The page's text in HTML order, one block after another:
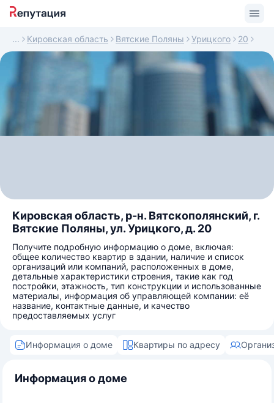
Кировская область Вятские Поляны Урицкого 20
Кировская область, р-н. Вятскополянский, г.
Вятские Поляны, ул. Урицкого, д. 20
Получите подробную информацию о доме, включая:
общее количество квартир в здании, наличие и список
организаций или компаний, расположенных в доме,
детальные характеристики строения, такие как год
постройки, этажность, тип конструкции и использованные
материалы, информация об управляющей компании: её
название, контактные данные, и качество
предоставляемых услуг
Информация о доме Квартиры по адресу
Информация о доме